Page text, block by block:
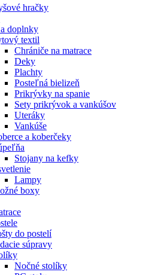
hračky
doplnky
textil
Chrániče na matrace
Deky
Plachty
Posteľná bielizeň
Prikrývky na spanie
Sety prikrývok a vankúšov
Uteráky
Vankúše
a koberčeky
Stojany na kefky
Lampy
boxy
do postelí
súpravy
Nočné stolíky